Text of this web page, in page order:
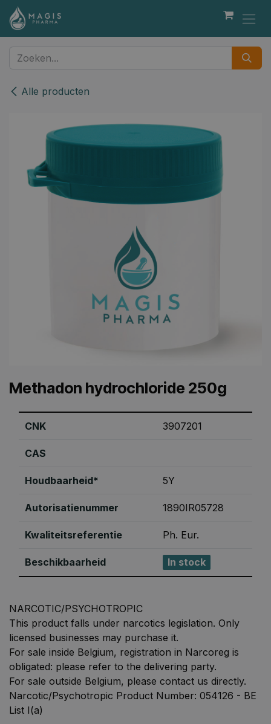
Overslaan naar inhoud
Alle producten
Methadon hydrochloride 250g
CNK 3907201
CAS
Houdbaarheid* 5Y
Autorisatienummer 1890IR05728
Kwaliteitsreferentie Ph. Eur.
Beschikbaarheid In stock
NARCOTIC/PSYCHOTROPIC
This product falls under narcotics legislation. Only
licensed businesses may purchase it.
For sale inside Belgium, registration in Narcoreg is
obligated: please refer to the delivering party.
For sale outside Belgium, please contact us directly.
Narcotic/Psychotropic Product Number: 054126 - BE
List I(a)